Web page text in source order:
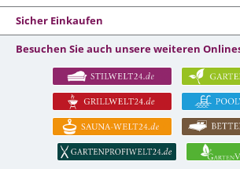
Sicher Einkaufen
Besuchen Sie auch unsere weiteren